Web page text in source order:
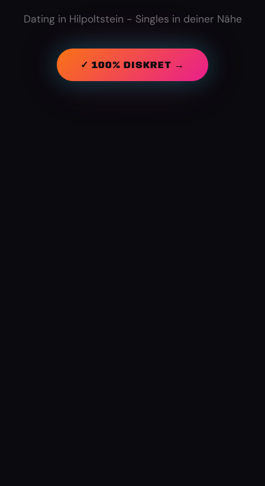
Dating in Hilpoltstein - Singles in deiner Nähe
✓ 100% DISKRET →